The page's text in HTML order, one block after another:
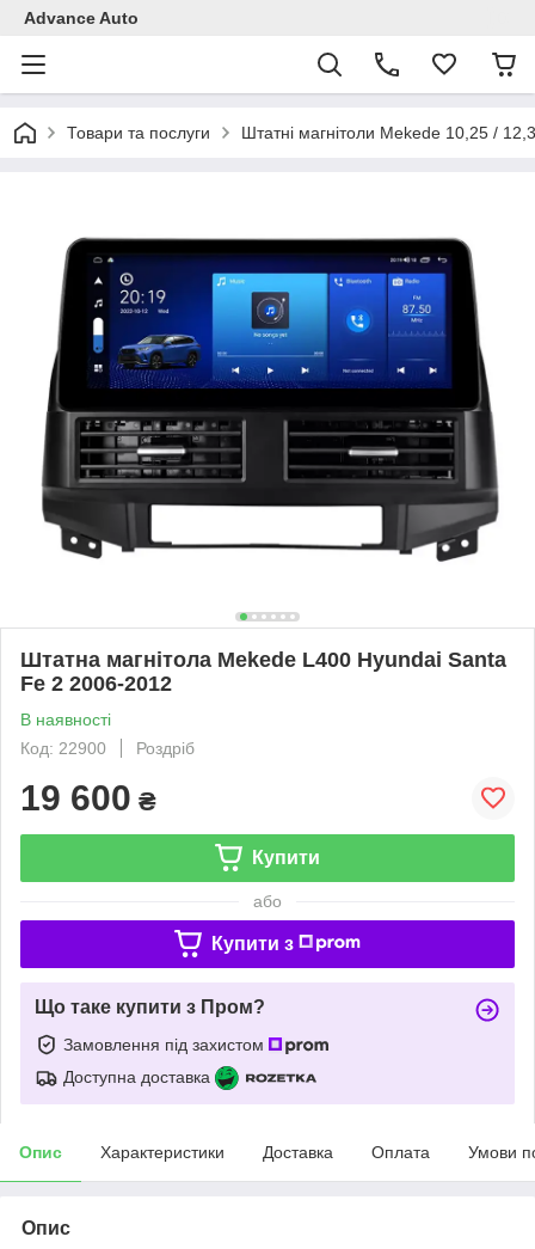
Advance Auto
Товари та послуги Штатні магнітоли Mekede 10,25 /
Штатна магнітола Mekede L400 Hyundai Santa
Fe 2 2006-2012
В наявності
Код: 22900
Роздріб
19 600 ₴
Купити
або
Купити з
Що таке купити з Пром?
Замовлення під захистом
Доступна доставка
Опис Характеристики Доставка Оплата Умови
Опис